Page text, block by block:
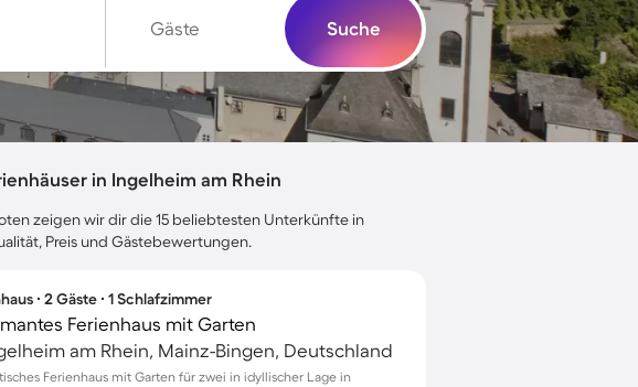
Gäste Suche
in Ingelheim am Rhein
zeigen wir dir die 15 beliebtesten Unterkünfte in
Preis und Gästebewertungen.
∙ 2 Gäste ∙ 1 Schlafzimmer
Ferienhaus mit Garten
am Rhein, Mainz-Bingen, Deutschland
Ferienhaus mit Garten für zwei in idyllischer Lage in